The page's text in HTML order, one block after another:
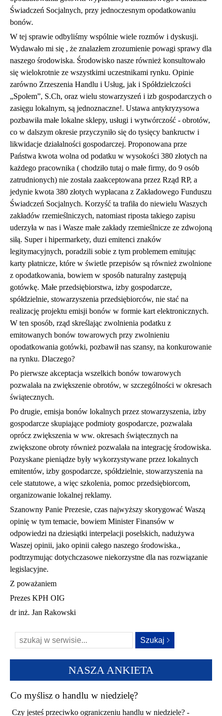
Świadczeń Socjalnych, przy jednoczesnym opodatkowaniu
bonów.
W tej sprawie odbyliśmy wspólnie wiele rozmów i dyskusji.
Wydawało mi się , że znalazłem zrozumienie powagi sprawy dla
naszego środowiska. Środowisko nasze również konsultowało
się wielokrotnie ze wszystkimi uczestnikami rynku. Opinie
zarówno Zrzeszenia Handlu i Usług, jak i Spółdzielczości
„Społem”, S.Ch, oraz wielu stowarzyszeń i izb gospodarczych o
zasięgu lokalnym, są jednoznaczne!. Ustawa antykryzysowa
pozbawiła małe lokalne sklepy, usługi i wytwórczość - obrotów,
co w dalszym okresie przyczyniło się do tysięcy bankructw i
likwidacje działalności gospodarczej. Proponowana prze
Państwa kwota wolna od podatku w wysokości 380 złotych na
każdego pracownika ( chodziło tutaj o małe firmy, do 9 osób
zatrudnionych) nie została zaakceptowana przez Rząd RP, a
jedynie kwota 380 złotych wypłacana z Zakładowego Funduszu
Świadczeń Socjalnych. Korzyść ta trafiła do niewielu Waszych
zakładów rzemieślniczych, natomiast riposta takiego zapisu
uderzyła w nas i Wasze małe zakłady rzemieślnicze ze zdwojoną
siłą. Super i hipermarkety, duzi emitenci znaków
legitymacyjnych, poradzili sobie z tym problemem emitując
karty płatnicze, które w świetle przepisów są również zwolnione
z opodatkowania, bowiem w sposób naturalny zastępują
gotówkę. Małe przedsiębiorstwa, izby gospodarcze,
spółdzielnie, stowarzyszenia przedsiębiorców, nie stać na
realizację projektu emisji bonów w formie kart elektronicznych.
W ten sposób, rząd skreślając zwolnienia podatku z
emitowanych bonów towarowych przy zwolnieniu
opodatkowania gotówki, pozbawił nas szansy, na konkurowanie
na rynku. Dlaczego?
Po pierwsze akceptacja wszelkich bonów towarowych
pozwalała na zwiększenie obrotów, w szczególności w okresach
świątecznych.
Po drugie, emisja bonów lokalnych przez stowarzyszenia, izby
gospodarcze skupiające podmioty gospodarcze, pozwalała
oprócz zwiększenia w ww. okresach świątecznych na
zwiększone obroty również pozwalała na integrację środowiska.
Pozyskane pieniądze były wykorzystywane przez lokalnych
emitentów, izby gospodarcze, spółdzielnie, stowarzyszenia na
cele statutowe, a więc szkolenia, pomoc przedsiębiorcom,
organizowanie lokalnej reklamy.
Szanowny Panie Prezesie, czas najwyższy skorygować Waszą
opinię w tym temacie, bowiem Minister Finansów w
odpowiedzi na dziesiątki interpelacji poselskich, nadużywa
Waszej opinii, jako opinii całego naszego środowiska.,
podtrzymując dotychczasowe niekorzystne dla nas rozwiązanie
legislacyjne.
Z poważaniem
Prezes KPH OIG
dr inż. Jan Rakowski
NASZA ANKIETA
Co myślisz o handlu w niedzielę?
Czy jesteś przeciwko ograniczeniu handlu w niedziele? -